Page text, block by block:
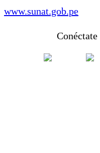
www.sunat.gob.pe